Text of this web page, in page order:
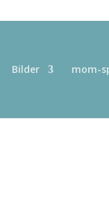
Bilder mom-